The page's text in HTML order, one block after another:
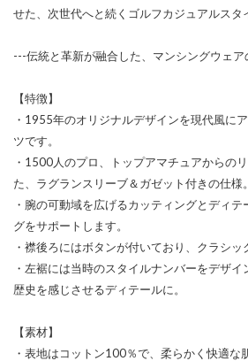
せた、次世代へと続くゴルフカジュアルスタ
---伝統と革新が融合した、マンシングウェ
【特徴】
・1955年のオリジナルデザインを現代風に
ツです。
・1500人のプロ、トップアマチュアからの
た、ラグランスリーブ＆ガゼット付きの仕様。
・腕の可動域を広げるカッティングとディ
グをサポートします。
・襟後ろにはボタンが付いており、クラシッ
・左裾には当時のスタイルナンバーをデザイ
歴史を感じさせるディテールに。
【素材】
・表地はコットン100％で、柔らかく快適な